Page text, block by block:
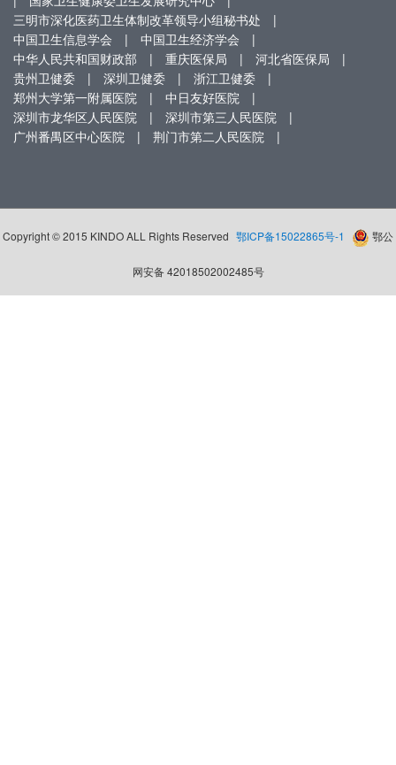
三明市深化医药卫生体制改革领导小组秘书处
|
中国卫生信息学会
| 中国卫生经济学会
|
中华人民共和国财政部
| 重庆医保局 | 河北省医保局
|
贵州卫健委
| 深圳卫健委 | 浙江卫健委
|
郑州大学第一附属医院
| 中日友好医院
|
深圳市龙华区人民医院
| 深圳市第三人民医院
|
广州番禺区中心医院
| 荆门市第二人民医院 |
Copyright © 2015 KINDO ALL Rights Reserved 鄂ICP备15022865号-1 鄂公
网安备 42018502002485号